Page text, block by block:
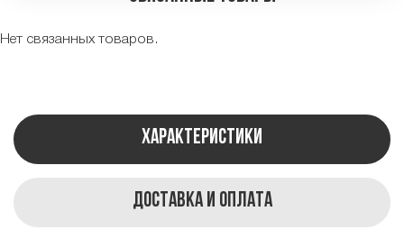
Нет связанных товаров.
Характеристики
Доставка и оплата